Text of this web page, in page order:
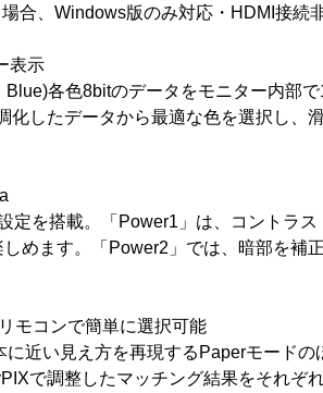
合、Windows版のみ対応・HDMI接続
表示
各色8bitのデータをモニター内部で
化したデータから最適な色を選択し、
定を搭載。「Power1」は、コントラス
めます。「Power2」では、暗部を補
モコンで簡単に選択可能
近い見え方を再現するPaperモードの
で調整したマッチング結果をそれぞ